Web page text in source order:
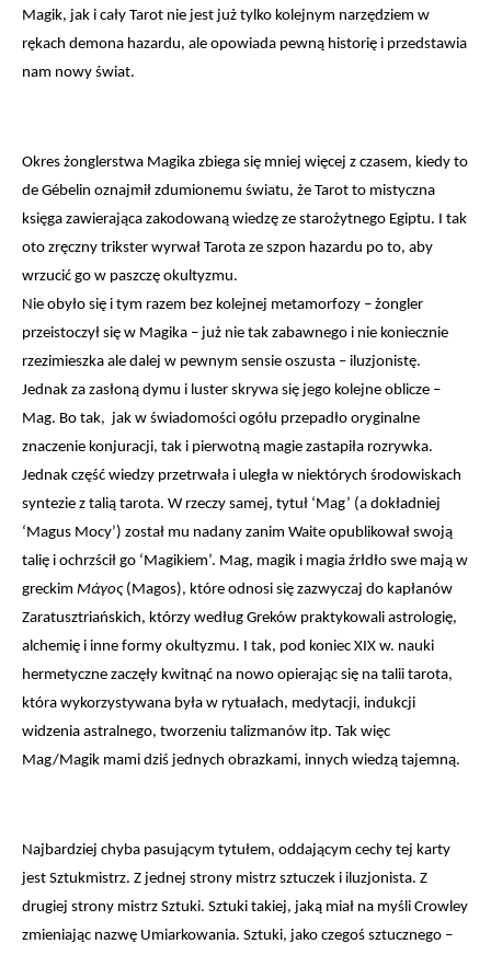
Magik, jak i cały Tarot nie jest już tylko kolejnym narzędziem w
rękach demona hazardu, ale opowiada pewną historię i przedstawia
nam nowy świat.
Okres żonglerstwa Magika zbiega się mniej więcej z czasem, kiedy to
de Gébelin oznajmił zdumionemu światu, że Tarot to mistyczna
księga zawierająca zakodowaną wiedzę ze starożytnego Egiptu. I tak
oto zręczny trikster wyrwał Tarota ze szpon hazardu po to, aby
wrzucić go w paszczę okultyzmu.
Nie obyło się i tym razem bez kolejnej metamorfozy – żongler
przeistoczył się w Magika – już nie tak zabawnego i nie koniecznie
rzezimieszka ale dalej w pewnym sensie oszusta – iluzjonistę.
Jednak za zasłoną dymu i luster skrywa się jego kolejne oblicze –
Mag. Bo tak,  jak w świadomości ogółu przepadło oryginalne
znaczenie konjuracji, tak i pierwotną magie zastapiła rozrywka.
Jednak część wiedzy przetrwała i uległa w niektórych środowiskach
syntezie z talią tarota. W rzeczy samej, tytuł ‘Mag’ (a dokładniej
‘Magus Mocy’) został mu nadany zanim Waite opublikował swoją
talię i ochrzścił go ‘Magikiem’. Mag, magik i magia źrłdło swe mają w
greckim Μάγος (Magos), które odnosi się zazwyczaj do kapłanów
Zaratusztriańskich, którzy według Greków praktykowali astrologię,
alchemię i inne formy okultyzmu. I tak, pod koniec XIX w. nauki
hermetyczne zaczęły kwitnąć na nowo opierając się na talii tarota,
która wykorzystywana była w rytuałach, medytacji, indukcji
widzenia astralnego, tworzeniu talizmanów itp. Tak więc
Mag/Magik mami dziś jednych obrazkami, innych wiedzą tajemną.
Najbardziej chyba pasującym tytułem, oddającym cechy tej karty
jest Sztukmistrz. Z jednej strony mistrz sztuczek i iluzjonista. Z
drugiej strony mistrz Sztuki. Sztuki takiej, jaką miał na myśli Crowley
zmieniając nazwę Umiarkowania. Sztuki, jako czegoś sztucznego –